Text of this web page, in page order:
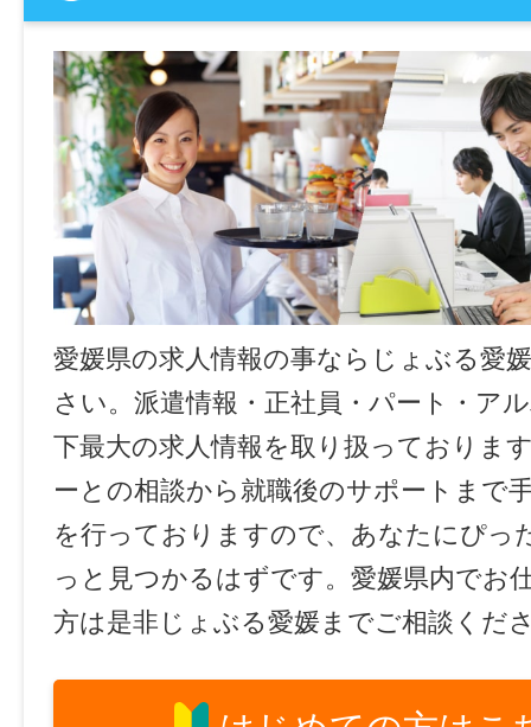
愛媛県の求人情報の事ならじょぶる愛
さい。派遣情報・正社員・パート・ア
下最大の求人情報を取り扱っておりま
ーとの相談から就職後のサポートまで
を行っておりますので、あなたにぴっ
っと見つかるはずです。愛媛県内でお
方は是非じょぶる愛媛までご相談くだ